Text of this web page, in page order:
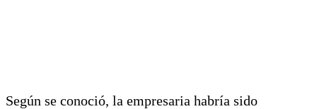
Según se conoció, la empresaria habría sido